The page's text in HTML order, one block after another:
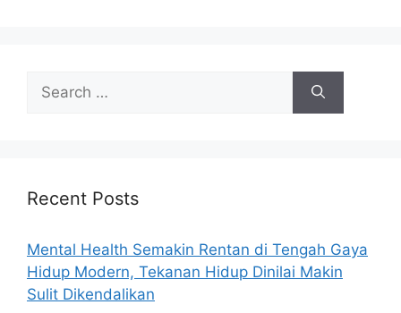
h
r
:
Recent Posts
Mental Health Semakin Rentan di Tengah Gaya
Hidup Modern, Tekanan Hidup Dinilai Makin
Sulit Dikendalikan